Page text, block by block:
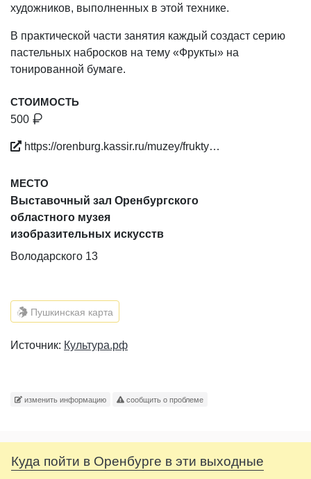
художников, выполненных в этой технике.
В практической части занятия каждый создаст серию
пастельных набросков на тему «Фрукты» на
тонированной бумаге.
СТОИМОСТЬ
500
https://orenburg.kassir.ru/muzey/frukty…
МЕСТО
Выставочный зал Оренбургского
областного музея
изобразительных искусств
Володарского 13
Пушкинская карта
Источник: Культура.рф
изменить информацию сообщить о проблеме
Куда пойти в Оренбурге в эти выходные